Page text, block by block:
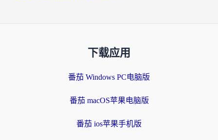
下载应用
番茄 Windows PC电脑版
番茄 macOS苹果电脑版
番茄 ios苹果手机版